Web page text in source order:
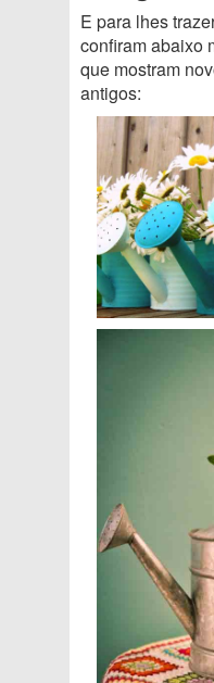
E para lhes
confiram abaixo
que mostram
antigos: